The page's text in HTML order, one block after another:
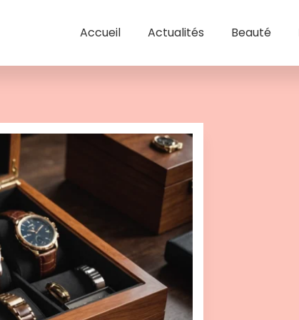
Accueil Actualités Beauté